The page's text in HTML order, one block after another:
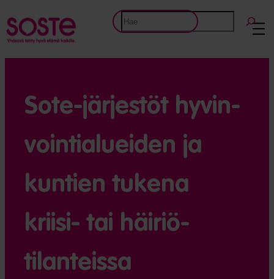
Etsi
Sote-järjestöt hyvin­
vointi­alueiden ja
kuntien tukena
kriisi- tai häiriö­
tilanteissa